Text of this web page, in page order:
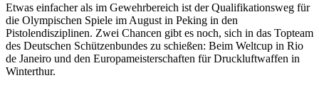
Etwas einfacher als im Gewehrbereich ist der Qualifikationsweg für
die Olympischen Spiele im August in Peking in den
Pistolendisziplinen. Zwei Chancen gibt es noch, sich in das Topteam
des Deutschen Schützenbundes zu schießen: Beim Weltcup in Rio
de Janeiro und den Europameisterschaften für Druckluftwaffen in
Winterthur.